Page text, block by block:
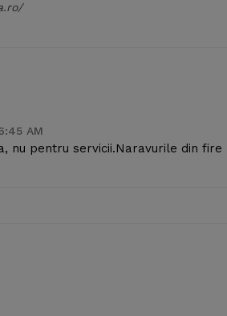
AM
nu pentru servicii.Naravurile din